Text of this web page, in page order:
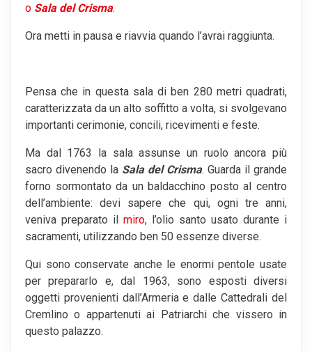
o Sala del Crisma.
Ora metti in pausa e riavvia quando l’avrai raggiunta.
Pensa che in questa sala di ben 280 metri quadrati,
caratterizzata da un alto soffitto a volta, si svolgevano
importanti cerimonie, concili, ricevimenti e feste.
Ma dal 1763 la sala assunse un ruolo ancora più
sacro divenendo la Sala del Crisma. Guarda il grande
forno sormontato da un baldacchino posto al centro
dell’ambiente: devi sapere che qui, ogni tre anni,
veniva preparato il miro, l’olio santo usato durante i
sacramenti, utilizzando ben 50 essenze diverse.
Qui sono conservate anche le enormi pentole usate
per prepararlo e, dal 1963, sono esposti diversi
oggetti provenienti dall’Armeria e dalle Cattedrali del
Cremlino o appartenuti ai Patriarchi che vissero in
questo palazzo.